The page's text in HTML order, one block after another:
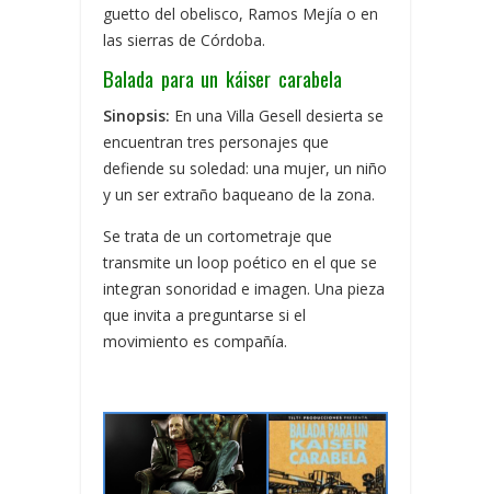
guetto del obelisco, Ramos Mejía o en
las sierras de Córdoba.
Balada para un káiser carabela
Sinopsis: En una Villa Gesell desierta se
encuentran tres personajes que
defiende su soledad: una mujer, un niño
y un ser extraño baqueano de la zona.
Se trata de un cortometraje que
transmite un loop poético en el que se
integran sonoridad e imagen. Una pieza
que invita a preguntarse si el
movimiento es compañía.